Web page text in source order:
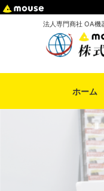
法人専門商社 OA機
ホーム